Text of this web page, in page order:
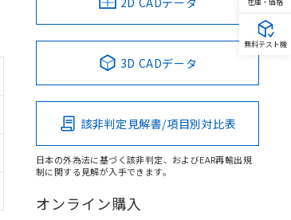
3D CADデータ
該非判定見解書/項目別対比表
日本の外為法に基づく該非判定、およびEAR再輸出規
制に関する見解が入手できます。
オンライン購入
無料テスト機